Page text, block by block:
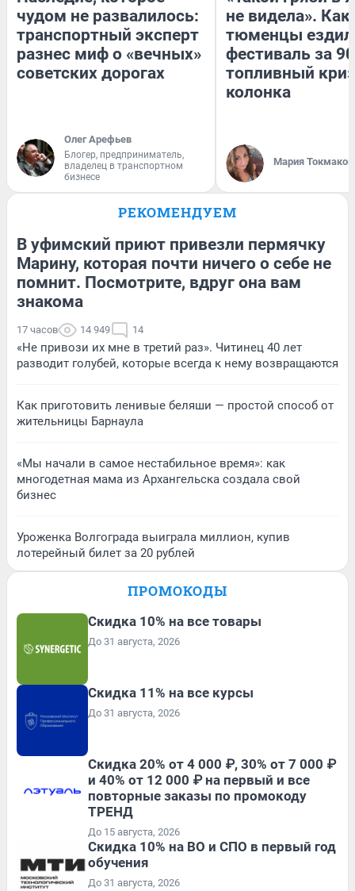
чудом не развалилось:
транспортный эксперт
разнес миф о «вечных»
советских дорогах
Олег Арефьев
Блогер, предприниматель,
владелец в транспортном
бизнесе
не видела». Как
тюменцы
фестиваль за
топливный
колонка
Мария
РЕКОМЕНДУЕМ
В уфимский приют привезли пермячку
Марину, которая почти ничего о себе не
помнит. Посмотрите, вдруг она вам
знакома
17 часов 14 949 14
«Не привози их мне в третий раз». Читинец 40 лет
разводит голубей, которые всегда к нему возвращаются
Как приготовить ленивые беляши — простой способ от
жительницы Барнаула
«Мы начали в самое нестабильное время»: как
многодетная мама из Архангельска создала свой
бизнес
Уроженка Волгограда выиграла миллион, купив
лотерейный билет за 20 рублей
ПРОМОКОДЫ
Скидка 10% на все товары
До 31 августа, 2026
Скидка 11% на все курсы
До 31 августа, 2026
Скидка 20% от 4 000 ₽, 30% от 7 000 ₽
и 40% от 12 000 ₽ на первый и все
повторные заказы по промокоду
ТРЕНД
До 15 августа, 2026
Скидка 10% на ВО и СПО в первый год
обучения
До 31 августа, 2026